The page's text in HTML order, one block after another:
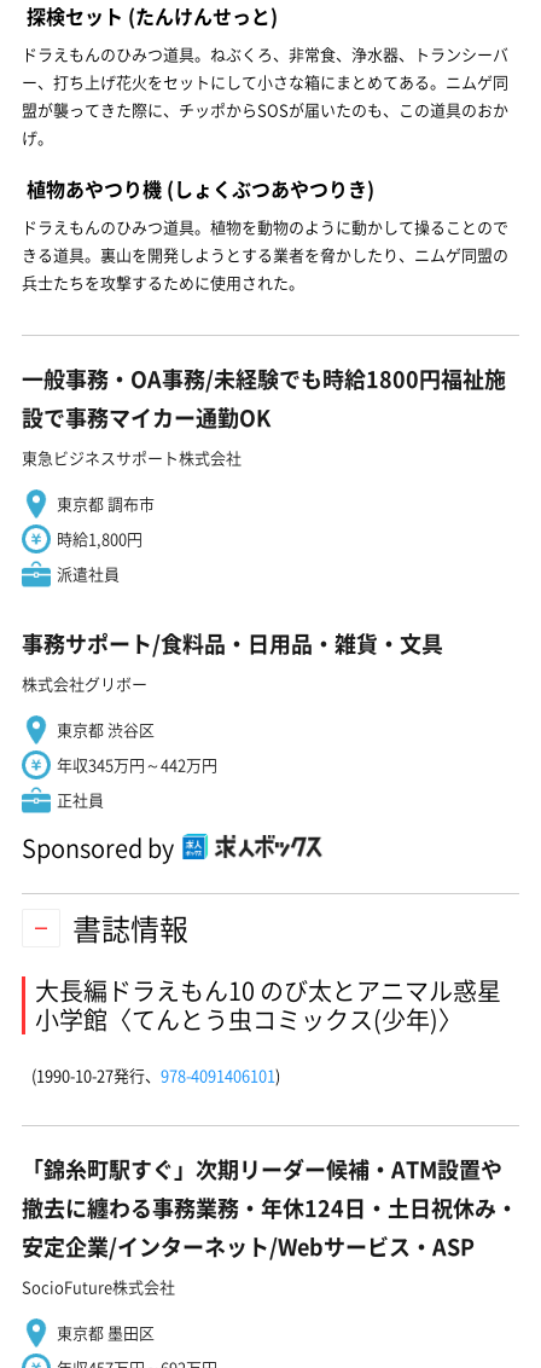
探検セット (たんけんせっと)
ドラえもんのひみつ道具。ねぶくろ、非常食、浄水器、トランシーバ
ー、打ち上げ花火をセットにして小さな箱にまとめてある。ニムゲ同
盟が襲ってきた際に、チッポからSOSが届いたのも、この道具のおか
げ。
植物あやつり機 (しょくぶつあやつりき)
ドラえもんのひみつ道具。植物を動物のように動かして操ることので
きる道具。裏山を開発しようとする業者を脅かしたり、ニムゲ同盟の
兵士たちを攻撃するために使用された。
一般事務・OA事務/未経験でも時給1800円福祉施
設で事務マイカー通勤OK
東急ビジネスサポート株式会社
東京都 調布市
時給1,800円
派遣社員
事務サポート/食料品・日用品・雑貨・文具
株式会社グリボー
東京都 渋谷区
年収345万円～442万円
正社員
Sponsored by
書誌情報
大長編ドラえもん10 のび太とアニマル惑星
小学館〈てんとう虫コミックス(少年)〉
(1990-10-27発行、 978-4091406101)
「錦糸町駅すぐ」次期リーダー候補・ATM設置や
撤去に纏わる事務業務・年休124日・土日祝休み・
安定企業/インターネット/Webサービス・ASP
SocioFuture株式会社
東京都 墨田区